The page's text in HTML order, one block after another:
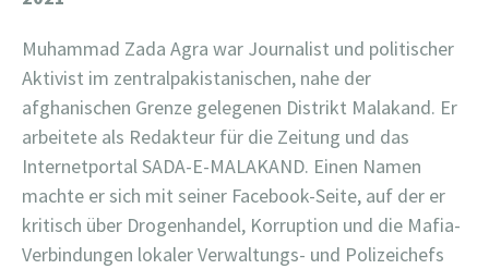
Muhammad Zada Agra war Journalist und politischer
Aktivist im zentralpakistanischen, nahe der
afghanischen Grenze gelegenen Distrikt Malakand. Er
arbeitete als Redakteur für die Zeitung und das
Internetportal SADA-E-MALAKAND. Einen Namen
machte er sich mit seiner Facebook-Seite, auf der er
kritisch über Drogenhandel, Korruption und die Mafia-
Verbindungen lokaler Verwaltungs- und Polizeichefs